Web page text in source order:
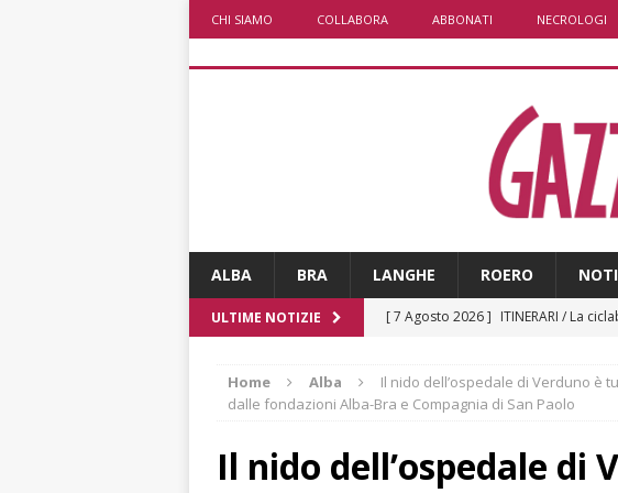
CHI SIAMO COLLABORA ABBONATI NECROLOGI
ALBA BRA LANGHE ROERO
ULTIME NOTIZIE [ 7 Agosto 2026 ] ITINERARI / La
[ 7 Agosto 2026 ] Maltempo a
[ 7 Agosto 2026 ] Abitare il
Home Alba
Il nido dell’ospedale di Verduno è
dalle fondazioni Alba-Bra e Compagnia di San Paolo
Il nido dell’ospedale di